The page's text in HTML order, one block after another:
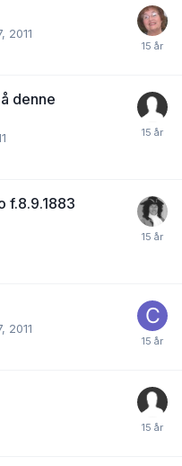
2011
denne
f.8.9.1883
2011